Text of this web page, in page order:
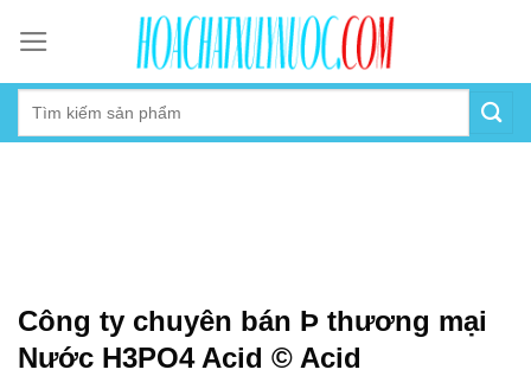
content
Công ty chuyên bán Þ thương mại
Nước H3PO4 Acid © Acid